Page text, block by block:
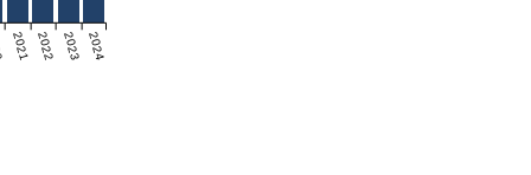
2021 2022 2023 2024